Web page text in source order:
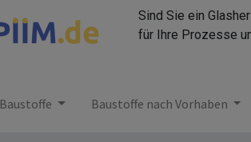
Sind Sie ein
für Ihre Prozesse
Baustoffe Baustoffe nach Vorhaben